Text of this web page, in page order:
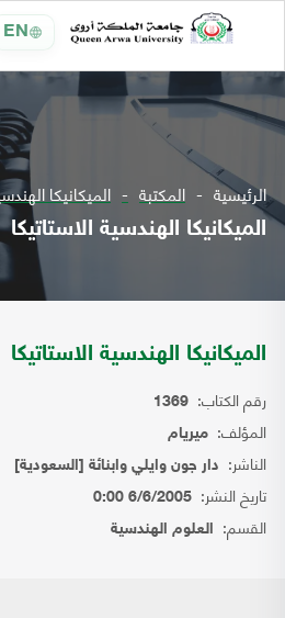
EN
الرئيسية المكتبة الميكانيكا
الميكانيكا الهندسية الاستاتيكا
الميكانيكا الهندسية الاستاتيكا
رقم الكتاب: 1369
المؤلف: ميريام
الناشر: دار جون وايلي وابنائة [السعودية]
تاريخ النشر: 6/6/2005 0:00
القسم: العلوم الهندسية